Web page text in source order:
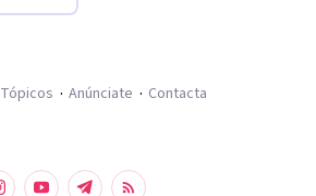
Tópicos Anúnciate Contacta